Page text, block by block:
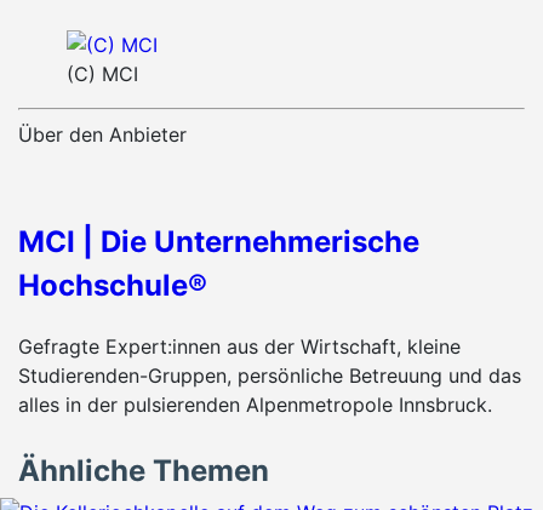
(C) MCI
Über den Anbieter
MCI | Die Unternehmerische
Hochschule®
Gefragte Expert:innen aus der Wirtschaft, kleine
Studierenden-Gruppen, persönliche Betreuung und das
alles in der pulsierenden Alpenmetropole Innsbruck.
Ähnliche Themen